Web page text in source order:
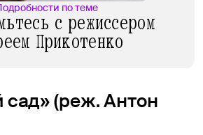
по теме
с режиссером
Прикотенко
(реж. Антон